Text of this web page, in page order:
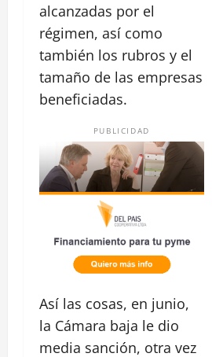
alcanzadas por el
régimen, así como
también los rubros y el
tamaño de las empresas
beneficiadas.
PUBLICIDAD
Así las cosas, en junio,
la Cámara baja le dio
media sanción, otra vez